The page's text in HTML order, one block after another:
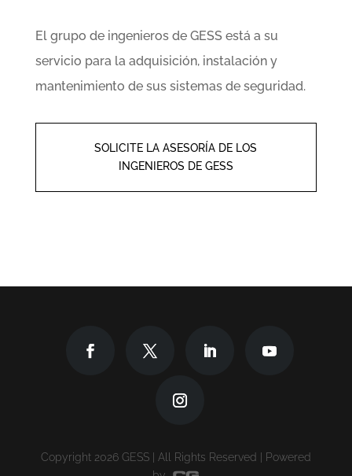
El grupo de ingenieros de GESS está a su
servicio para la adquisición, instalación y
mantenimiento de sus sistemas de seguridad.
SOLICITE LA ASESORÍA DE LOS
INGENIEROS DE GESS
Copyright 2026 GESS | All Rights Reserved | Powered